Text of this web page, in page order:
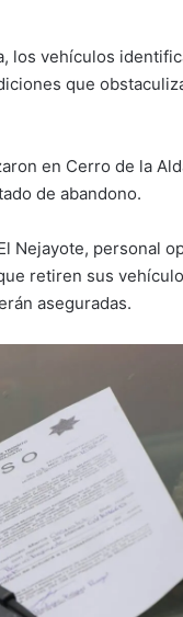
los vehículos
que
en Cerro de la
de abandono.
Nejayote, personal
retiren sus
aseguradas.